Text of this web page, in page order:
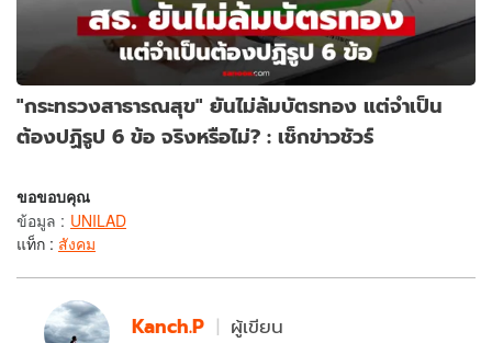
"กระทรวงสาธารณสุข" ยันไม่ล้มบัตรทอง แต่จำเป็น
ต้องปฏิรูป 6 ข้อ จริงหรือไม่? : เช็กข่าวชัวร์
ขอขอบคุณ
ข้อมูล : UNILAD
แท็ก : สังคม
Kanch.P ผู้เขียน